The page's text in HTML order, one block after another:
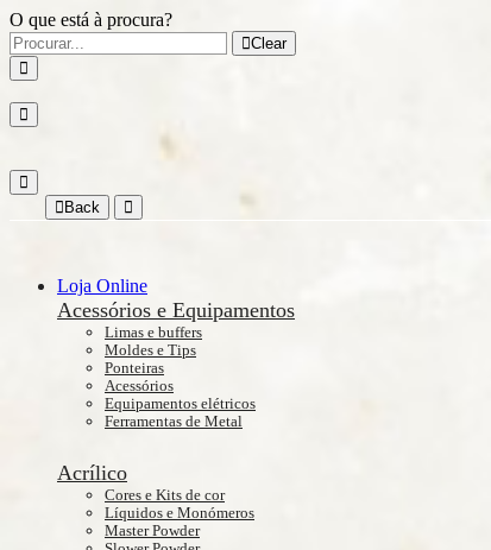
O que está à procura?
Clear
Back
Loja Online
Acessórios e Equipamentos
Limas e buffers
Moldes e Tips
Ponteiras
Acessórios
Equipamentos elétricos
Ferramentas de Metal
Acrílico
Cores e Kits de cor
Líquidos e Monómeros
Master Powder